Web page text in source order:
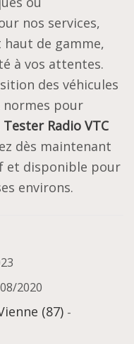
nos services,
de gamme,
à vos attentes.
des véhicules
normes pour
Tester Radio VTC
dès maintenant
et disponible pour
environs.
2020
(87) -